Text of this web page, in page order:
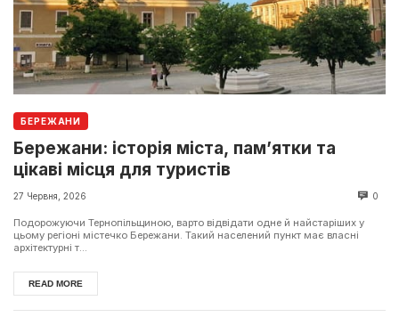
БЕРЕЖАНИ
Бережани: історія міста, пам’ятки та
цікаві місця для туристів
27 Червня, 2026 0
Подорожуючи Тернопільщиною, варто відвідати одне й найстаріших у
цьому регіоні містечко Бережани. Такий населений пункт має власні
архітектурні т...
READ MORE